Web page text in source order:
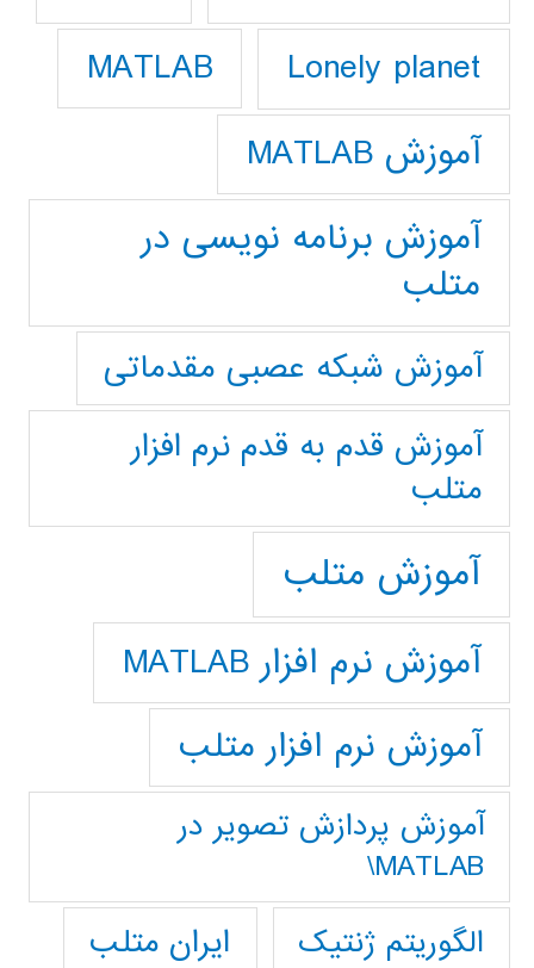
Lonely planet
MATLAB
آموزش MATLAB
آموزش برنامه نویسی در
متلب
آموزش شبکه عصبی مقدماتی
آموزش قدم به قدم نرم افزار
متلب
آموزش متلب
آموزش نرم افزار MATLAB
آموزش نرم افزار متلب
آموزش پردازش تصوير در
MATLAB\
الگوریتم ژنتیک
ایران متلب